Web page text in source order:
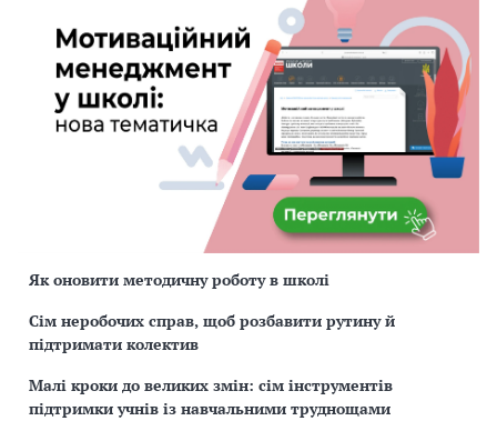
Як оновити методичну роботу в школі
Сім неробочих справ, щоб розбавити рутину й
підтримати колектив
Малі кроки до великих змін: сім інструментів
підтримки учнів із навчальними труднощами